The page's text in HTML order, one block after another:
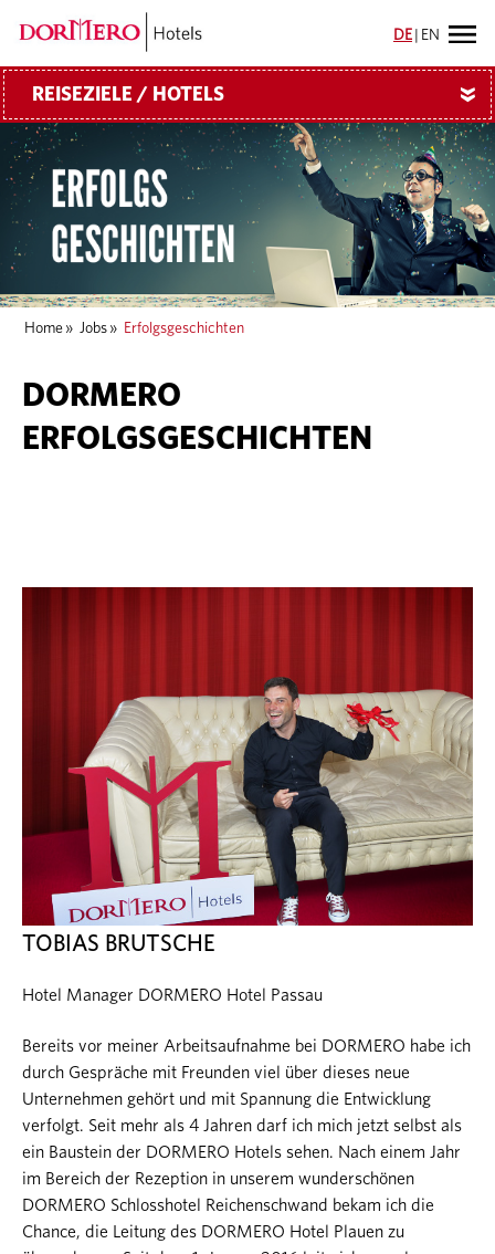
DE EN
REISEZIELE / HOTELS »
Home » Jobs » Erfolgsgeschichten
DORMERO
ERFOLGSGESCHICHTEN
TOBIAS BRUTSCHE
Hotel Manager DORMERO Hotel Passau
Bereits vor meiner Arbeitsaufnahme bei DORMERO habe ich
durch Gespräche mit Freunden viel über dieses neue
Unternehmen gehört und mit Spannung die Entwicklung
verfolgt. Seit mehr als 4 Jahren darf ich mich jetzt selbst als
ein Baustein der DORMERO Hotels sehen. Nach einem Jahr
im Bereich der Rezeption in unserem wunderschönen
DORMERO Schlosshotel Reichenschwand bekam ich die
Chance, die Leitung des DORMERO Hotel Plauen zu